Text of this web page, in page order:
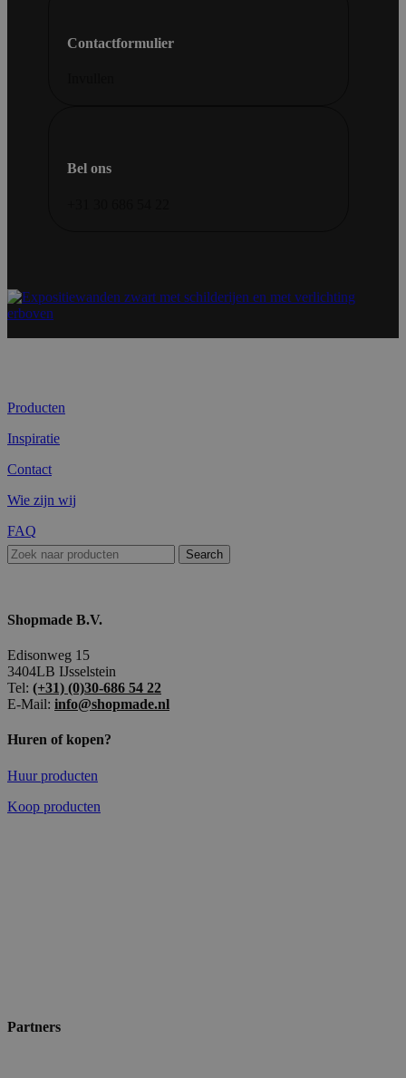
Contactformulier
Bel ons
Producten
Inspiratie
Contact
Wie zijn wij
FAQ
Search
Shopmade B.V.
Edisonweg 15
3404LB IJsselstein
Tel: (+31) (0)30-686 54 22
E-Mail: info@shopmade.nl
Huren of kopen?
Huur producten
Koop producten
Partners